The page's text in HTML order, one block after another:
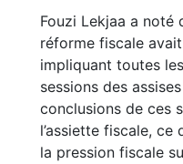
Fouzi Lekjaa a noté
réforme fiscale
impliquant toutes
sessions des
conclusions de ces
l’assiette fiscale,
la pression fiscale